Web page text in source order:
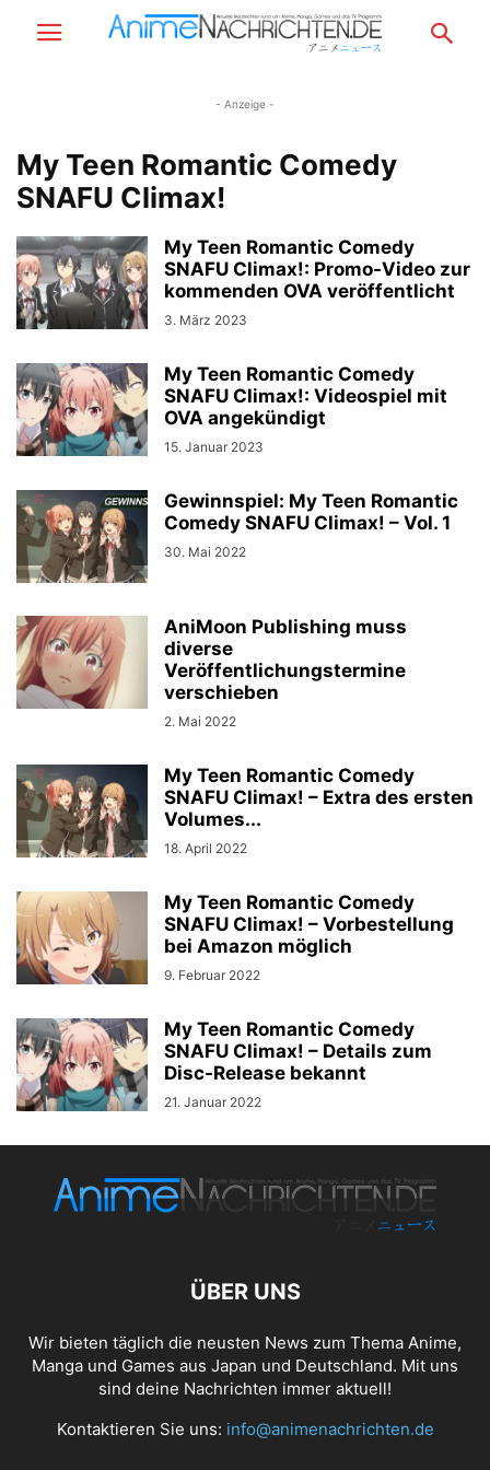
- Anzeige -
My Teen Romantic Comedy
SNAFU Climax!
My Teen Romantic Comedy
SNAFU Climax!: Promo-Video zur
kommenden OVA veröffentlicht
3. März 2023
My Teen Romantic Comedy
SNAFU Climax!: Videospiel mit
OVA angekündigt
15. Januar 2023
Gewinnspiel: My Teen Romantic
Comedy SNAFU Climax! – Vol. 1
30. Mai 2022
AniMoon Publishing muss
diverse
Veröffentlichungstermine
verschieben
2. Mai 2022
My Teen Romantic Comedy
SNAFU Climax! – Extra des ersten
Volumes...
18. April 2022
My Teen Romantic Comedy
SNAFU Climax! – Vorbestellung
bei Amazon möglich
9. Februar 2022
My Teen Romantic Comedy
SNAFU Climax! – Details zum
Disc-Release bekannt
21. Januar 2022
ÜBER UNS
Wir bieten täglich die neusten News zum Thema Anime,
Manga und Games aus Japan und Deutschland. Mit uns
sind deine Nachrichten immer aktuell!
Kontaktieren Sie uns: info@animenachrichten.de